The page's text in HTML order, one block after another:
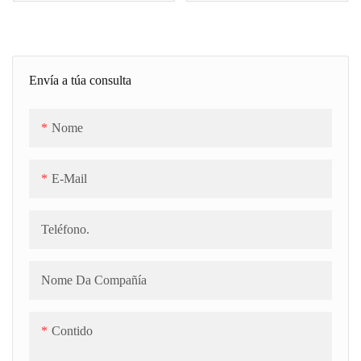
Envía a túa consulta
Nome
E-Mail
Teléfono.
Nome Da Compañía
Contido